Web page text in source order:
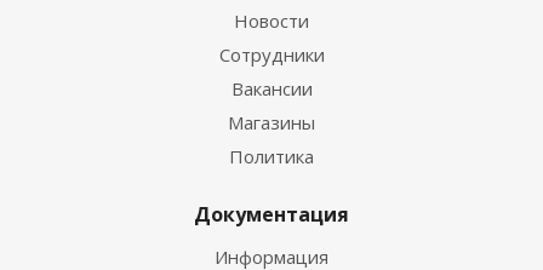
Новости
Сотрудники
Вакансии
Магазины
Политика
Документация
Информация